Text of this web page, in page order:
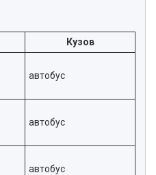
Кузов
автобус
автобус
автобус